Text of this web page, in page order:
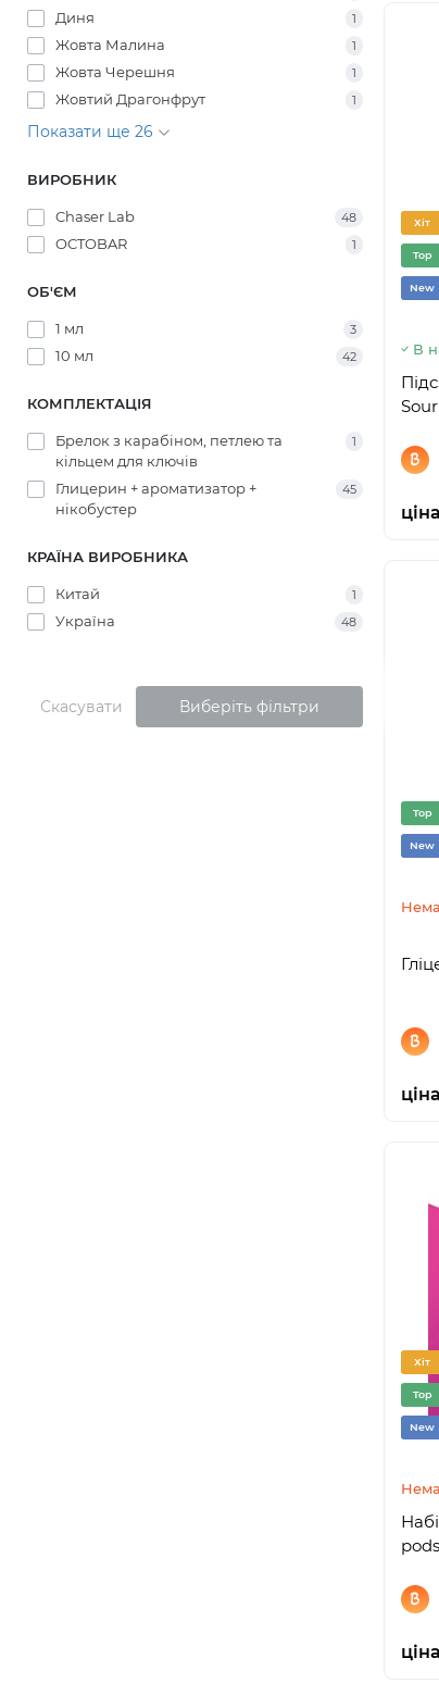
Диня 1
Жовта Малина 1
Жовта Черешня 1
Жовтий Драгонфрут 1
Показати ще 26
ВИРОБНИК
Chaser Lab 48
OCTOBAR 1
ОБ'ЄМ
1 мл 3
10 мл 42
КОМПЛЕКТАЦІЯ
Брелок з карабіном, петлею та
кільцем для ключів
1
Глицерин + ароматизатор +
нікобустер
45
КРАЇНА ВИРОБНИКА
Китай 1
Україна 48
Скасувати Виберіть фільтри
Хіт
Top
New
В
Top
New
Хіт
Top
New